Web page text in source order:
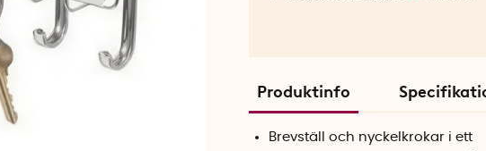
Produktinfo
Brevställ och nyckelkrokar i ett